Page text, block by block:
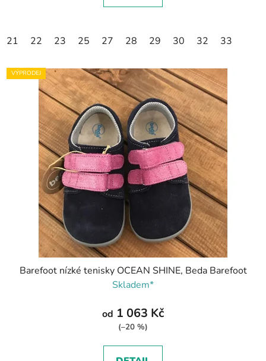
21 22 23 25 27 28 29 30 32 33
VÝPRODEJ
Barefoot nízké tenisky OCEAN SHINE, Beda Barefoot
Skladem*
od 1 063 Kč
(–20 %)